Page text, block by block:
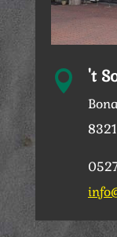
 't